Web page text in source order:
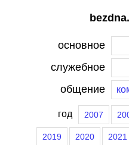
основное
служебное
общение
год 2007
2019 2020 2021